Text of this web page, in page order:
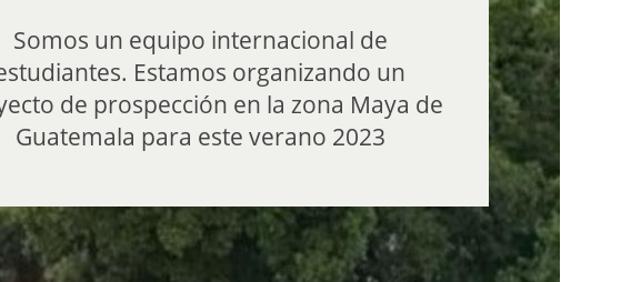
Somos un equipo internacional de
Estamos organizando un
de prospección en la zona Maya de
Guatemala para este verano 2023